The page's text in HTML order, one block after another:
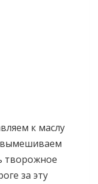
к маслу
вымешиваем
творожное
за эту